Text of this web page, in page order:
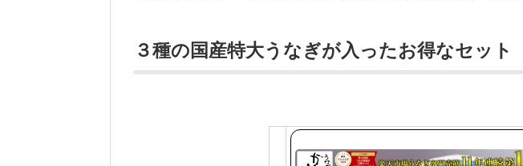
３種の国産特大うなぎが入ったお得なセット